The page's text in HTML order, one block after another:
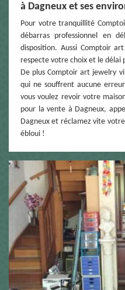
à Dagneux et ses
Pour votre tranquillité
débarras professionnel en
disposition. Aussi Comptoir
respecte votre choix et le délai
De plus Comptoir art jewelry
qui ne souffrent aucune
vous voulez revoir votre
pour la vente à Dagneux,
Dagneux et réclamez vite
ébloui !